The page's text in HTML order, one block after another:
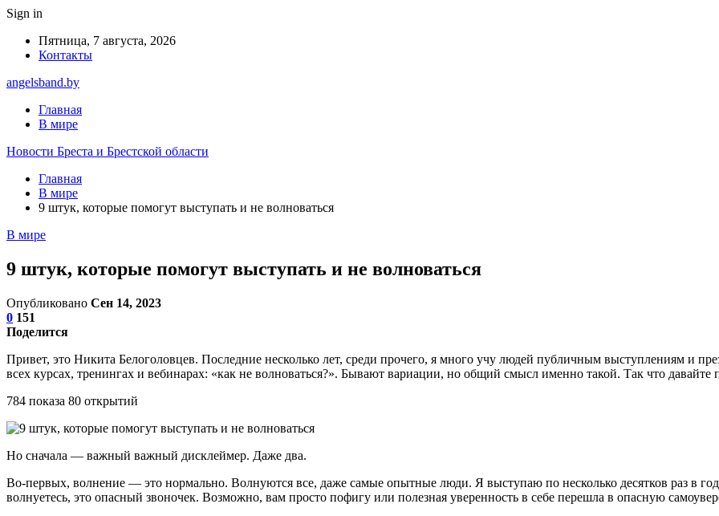
Sign in
Пятница, 7 августа, 2026
Контакты
angelsband.by
Главная
В мире
Новости Бреста и Брестской области
Главная
В мире
9 штук, которые помогут выступать и не волноваться
В мире
9 штук, которые помогут выступать и не волноваться
Опубликовано Сен 14, 2023
0 151
Поделится
Привет, это Никита Белоголовцев. Последние несколько лет, среди прочего, я много учу людей публичным выступлениям и
всех курсах, тренингах и вебинарах: «как не волноваться?». Бывают вариации, но общий смысл именно такой. Так что давайте
784 показа 80 открытий
Но сначала — важный важный дисклеймер. Даже два.
Во-первых, волнение — это нормально. Волнуются все, даже самые опытные люди. Я выступаю по несколько десятков раз в
волнуетесь, это опасный звоночек. Возможно, вам просто пофигу или полезная уверенность в себе перешла в опасную